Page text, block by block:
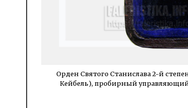
Орден Святого Станислава 2-й
Кейбель), пробирный управляющий